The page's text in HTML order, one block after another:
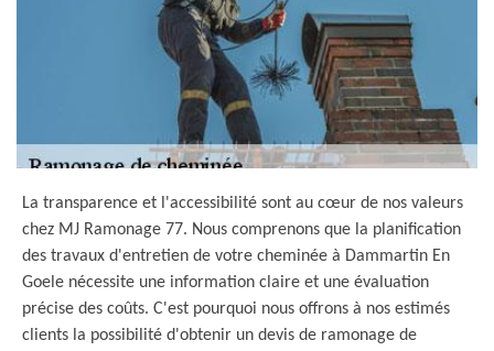
La transparence et l'accessibilité sont au cœur de nos valeurs
chez MJ Ramonage 77. Nous comprenons que la planification
des travaux d'entretien de votre cheminée à Dammartin En
Goele nécessite une information claire et une évaluation
précise des coûts. C'est pourquoi nous offrons à nos estimés
clients la possibilité d'obtenir un devis de ramonage de